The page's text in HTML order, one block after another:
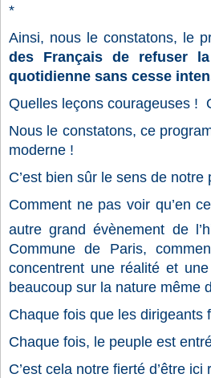
*
Ainsi, nous le constatons, le
des Français de refuser
quotidienne sans cesse
Quelles leçons courageuses !
Nous le constatons, ce
moderne !
C’est bien sûr le sens de notre
Comment ne pas voir qu’en
autre grand évènement de
Commune de Paris,
concentrent une réalité et
beaucoup sur la nature même
Chaque fois que les dirigeants
Chaque fois, le peuple est
C’est cela notre fierté d’être